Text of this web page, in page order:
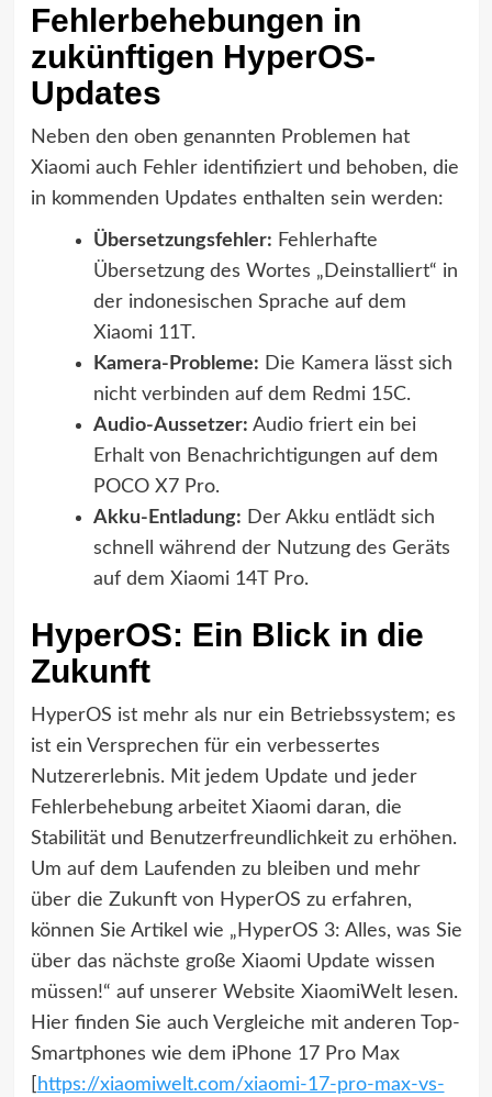
Fehlerbehebungen in
zukünftigen HyperOS-
Updates
Neben den oben genannten Problemen hat
Xiaomi auch Fehler identifiziert und behoben, die
in kommenden Updates enthalten sein werden:
Übersetzungsfehler: Fehlerhafte
Übersetzung des Wortes „Deinstalliert“ in
der indonesischen Sprache auf dem
Xiaomi 11T.
Kamera-Probleme: Die Kamera lässt sich
nicht verbinden auf dem Redmi 15C.
Audio-Aussetzer: Audio friert ein bei
Erhalt von Benachrichtigungen auf dem
POCO X7 Pro.
Akku-Entladung: Der Akku entlädt sich
schnell während der Nutzung des Geräts
auf dem Xiaomi 14T Pro.
HyperOS: Ein Blick in die
Zukunft
HyperOS ist mehr als nur ein Betriebssystem; es
ist ein Versprechen für ein verbessertes
Nutzererlebnis. Mit jedem Update und jeder
Fehlerbehebung arbeitet Xiaomi daran, die
Stabilität und Benutzerfreundlichkeit zu erhöhen.
Um auf dem Laufenden zu bleiben und mehr
über die Zukunft von HyperOS zu erfahren,
können Sie Artikel wie „HyperOS 3: Alles, was Sie
über das nächste große Xiaomi Update wissen
müssen!“ auf unserer Website XiaomiWelt lesen.
Hier finden Sie auch Vergleiche mit anderen Top-
Smartphones wie dem iPhone 17 Pro Max
https://xiaomiwelt.com/xiaomi-17-pro-max-vs-